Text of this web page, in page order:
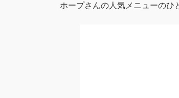
ホープさんの人気メニューのひ